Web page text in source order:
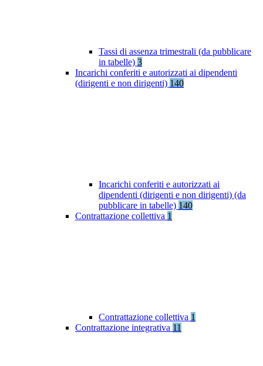
Tassi di assenza trimestrali (da pubblicare
in tabelle) 3
Incarichi conferiti e autorizzati ai dipendenti
(dirigenti e non dirigenti) 140
Incarichi conferiti e autorizzati ai
dipendenti (dirigenti e non dirigenti) (da
pubblicare in tabelle) 140
Contrattazione collettiva 1
Contrattazione collettiva 1
Contrattazione integrativa 11